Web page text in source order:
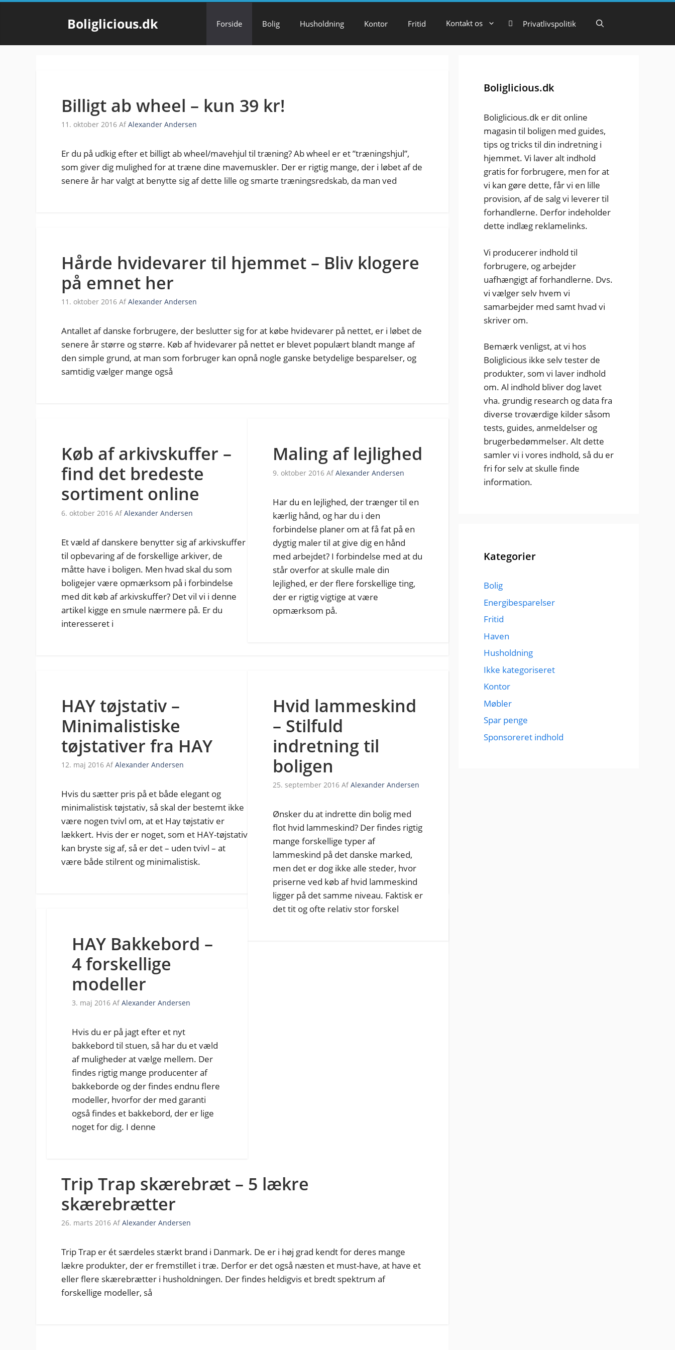
Hop
Boliglicious.dk Forside Bolig Husholdning Kontor Fritid Kontakt os Privatlivspolitik
Billigt ab wheel – kun 39 kr!
11. oktober 2016 Af Alexander Andersen
Er du på udkig efter et billigt ab wheel/mavehjul til træning? Ab wheel er et ”træningshjul”,
som giver dig mulighed for at træne dine mavemuskler. Der er rigtig mange, der i løbet af de
senere år har valgt at benytte sig af dette lille og smarte træningsredskab, da man ved
Hårde hvidevarer til hjemmet – Bliv klogere
på emnet her
11. oktober 2016 Af Alexander Andersen
Antallet af danske forbrugere, der beslutter sig for at købe hvidevarer på nettet, er i løbet de
senere år større og større. Køb af hvidevarer på nettet er blevet populært blandt mange af
den simple grund, at man som forbruger kan opnå nogle ganske betydelige besparelser, og
samtidig vælger mange også
Maling af lejlighed
9. oktober 2016 Af Alexander Andersen
Har du en lejlighed, der trænger til en
kærlig hånd, og har du i den
forbindelse planer om at få fat på en
dygtig maler til at give dig en hånd
med arbejdet? I forbindelse med at du
står overfor at skulle male din
lejlighed, er der flere forskellige ting,
der er rigtig vigtige at være
opmærksom på.
Køb af arkivskuffer –
find det bredeste
sortiment online
6. oktober 2016 Af Alexander Andersen
Et væld af danskere benytter sig af arkivskuffer
til opbevaring af de forskellige arkiver, de
måtte have i boligen. Men hvad skal du som
boligejer være opmærksom på i forbindelse
med dit køb af arkivskuffer? Det vil vi i denne
artikel kigge en smule nærmere på. Er du
interesseret i
Hvid lammeskind
– Stilfuld
indretning til
boligen
25. september 2016 Af Alexander Andersen
Ønsker du at indrette din bolig med
flot hvid lammeskind? Der findes rigtig
mange forskellige typer af
lammeskind på det danske marked,
men det er dog ikke alle steder, hvor
priserne ved køb af hvid lammeskind
ligger på det samme niveau. Faktisk er
det tit og ofte relativ stor forskel
HAY tøjstativ –
Minimalistiske
tøjstativer fra HAY
12. maj 2016 Af Alexander Andersen
Hvis du sætter pris på et både elegant og
minimalistisk tøjstativ, så skal der bestemt ikke
være nogen tvivl om, at et Hay tøjstativ er
lækkert. Hvis der er noget, som et HAY-tøjstativ
kan bryste sig af, så er det – uden tvivl – at
være både stilrent og minimalistisk.
HAY Bakkebord –
4 forskellige
modeller
3. maj 2016 AfAlexander Andersen
Hvis du er på jagt efter et nyt
bakkebord til stuen, så har du et væld
af muligheder at vælge mellem. Der
findes rigtig mange producenter af
bakkeborde og der findes endnu flere
modeller, hvorfor der med garanti
også findes et bakkebord, der er lige
noget for dig. I denne
Trip Trap skærebræt – 5 lækre
skærebrætter
26. marts 2016 Af Alexander Andersen
Trip Trap er ét særdeles stærkt brand i Danmark. De er i høj grad kendt for deres mange
lækre produkter, der er fremstillet i træ. Derfor er det også næsten et must-have, at have et
eller flere skærebrætter i husholdningen. Der findes heldigvis et bredt spektrum af
forskellige modeller, så
Boliglicious.dk
Boliglicious.dk er dit online
magasin til boligen med guides,
tips og tricks til din indretning i
hjemmet. Vi laver alt indhold
gratis for forbrugere, men for at
vi kan gøre dette, får vi en lille
provision, af de salg vi leverer til
forhandlerne. Derfor indeholder
dette indlæg reklamelinks.
Vi producerer indhold til
forbrugere, og arbejder
uafhængigt af forhandlerne. Dvs.
vi vælger selv hvem vi
samarbejder med samt hvad vi
skriver om.
Bemærk venligst, at vi hos
Boliglicious ikke selv tester de
produkter, som vi laver indhold
om. Al indhold bliver dog lavet
vha. grundig research og data fra
diverse troværdige kilder såsom
tests, guides, anmeldelser og
brugerbedømmelser. Alt dette
samler vi i vores indhold, så du er
fri for selv at skulle finde
information.
Kategorier
Bolig
Energibesparelser
Fritid
Haven
Husholdning
Ikke kategoriseret
Kontor
Møbler
Spar penge
Sponsoreret indhold